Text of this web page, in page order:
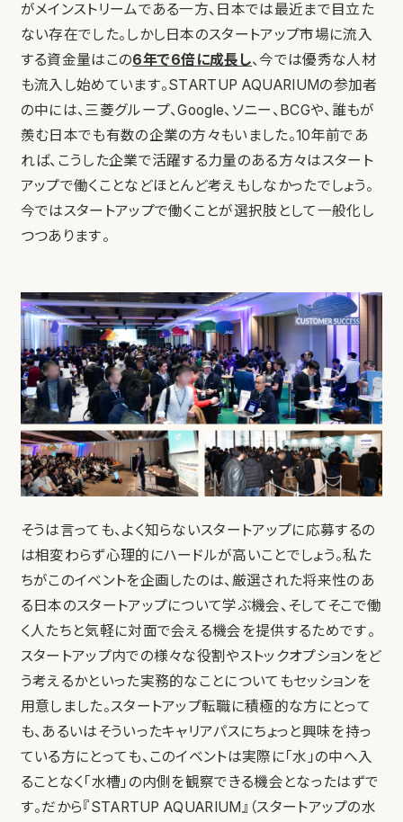
がメインストリームである一方、日本では最近まで目立た
ない存在でした。しかし日本のスタートアップ市場に流入
する資金量はこの6年で6倍に成長し、今では優秀な人材
も流入し始めています。STARTUP AQUARIUMの参加者
の中には、三菱グループ、Google、ソニー、BCGや、誰もが
羨む日本でも有数の企業の方々もいました。10年前であ
れば、こうした企業で活躍する力量のある方々はスタート
アップで働くことなどほとんど考えもしなかったでしょう。
今ではスタートアップで働くことが選択肢として一般化し
つつあります。
そうは言っても、よく知らないスタートアップに応募するの
は相変わらず心理的にハードルが高いことでしょう。私た
ちがこのイベントを企画したのは、厳選された将来性のあ
る日本のスタートアップについて学ぶ機会、そしてそこで働
く人たちと気軽に対面で会える機会を提供するためです。
スタートアップ内での様々な役割やストックオプションをど
う考えるかといった実務的なことについてもセッションを
用意しました。スタートアップ転職に積極的な方にとって
も、あるいはそういったキャリアパスにちょっと興味を持っ
ている方にとっても、このイベントは実際に「水」の中へ入
ることなく「水槽」の内側を観察できる機会となったはずで
す。だから『STARTUP AQUARIUM』（スタートアップの水